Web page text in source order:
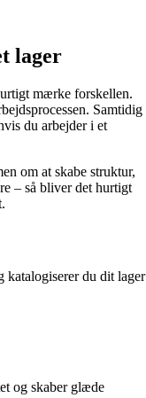
lager
mærke forskellen.
Samtidig
du arbejder i et
om at skabe struktur,
– så bliver det hurtigt
katalogiserer du dit lager
og skaber glæde